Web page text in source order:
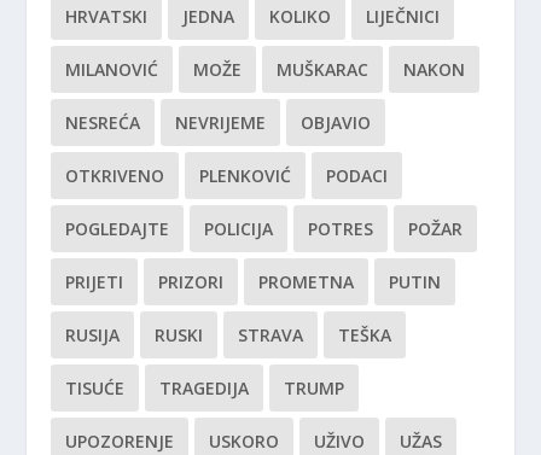
HRVATSKI JEDNA KOLIKO LIJEČNICI
MILANOVIĆ MOŽE MUŠKARAC NAKON
NESREĆA NEVRIJEME OBJAVIO
OTKRIVENO PLENKOVIĆ PODACI
POGLEDAJTE POLICIJA POTRES POŽAR
PRIJETI PRIZORI PROMETNA PUTIN
RUSIJA RUSKI STRAVA TEŠKA
TISUĆE TRAGEDIJA TRUMP
UPOZORENJE USKORO UŽIVO UŽAS